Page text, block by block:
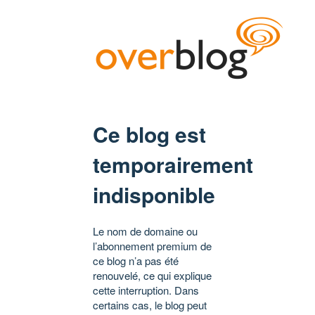
Ce blog est
temporairement
indisponible
Le nom de domaine ou
l’abonnement premium de
ce blog n’a pas été
renouvelé, ce qui explique
cette interruption. Dans
certains cas, le blog peut